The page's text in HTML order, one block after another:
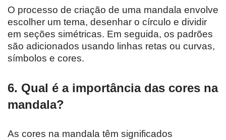
O processo de criação de uma mandala envolve
escolher um tema, desenhar o círculo e dividir
em seções simétricas. Em seguida, os padrões
são adicionados usando linhas retas ou curvas,
símbolos e cores.
6. Qual é a importância das cores na
mandala?
As cores na mandala têm significados